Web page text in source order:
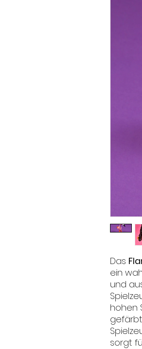
Das
ein
und
hohen
sorgt